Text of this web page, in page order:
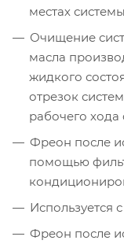
местах
Очищение
масла
жидкого
отрезок
рабочего
Фреон после
помощью
Используется
Фреон после